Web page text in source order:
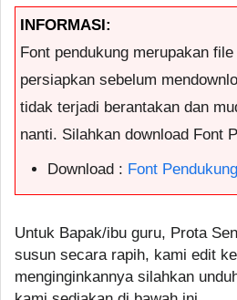
INFORMASI:
Font pendukung merupakan
persiapkan sebelum
tidak terjadi berantakan dan
nanti. Silahkan download Font
Download : Font Pendukung
Untuk Bapak/ibu guru, Prota
susun secara rapih, kami edit
menginginkannya silahkan